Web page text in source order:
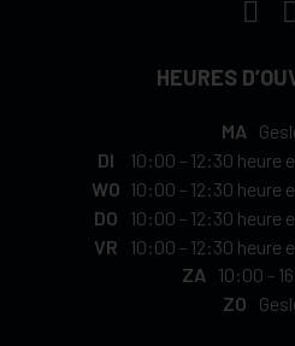
HEURES
MA
DI
10:00 - 12:30 heure
WO 10:00 - 12:30 heure
DO
10:00 - 12:30 heure
VR
10:00 - 12:30 heure
ZA
10:00 -
ZO